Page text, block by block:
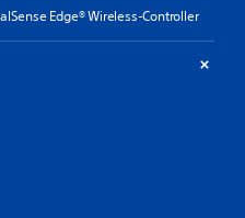
Edge® Wireless-Controller